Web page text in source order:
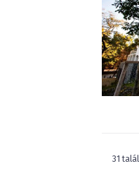
31